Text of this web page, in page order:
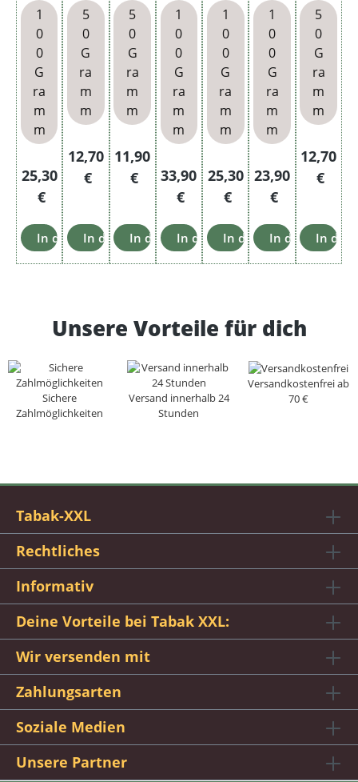
Dose
Loose
Cut
1
0
0
G
ra
m
m
Regulärer Preis:
25,30
€
In den Warenkorb
Pouc
h
Loose
Cut
5
0
G
ra
m
m
Regulärer Preis:
12,70
€
In den Warenkorb
Ambe
r
Pouc
h
5
0
G
ra
m
m
Regulärer Preis:
11,90
€
In den Warenkorb
Dose
Roll
Cake
1
0
0
G
ra
m
m
Regulärer Preis:
33,90
€
In den Warenkorb
Mode
rn
Dose
1
0
0
G
ra
m
m
Regulärer Preis:
25,30
€
In den Warenkorb
Mixtu
re
Dose
1
0
0
G
ra
m
m
Regulärer
23,90
€
In den
Mixtu
re
Pouc
h
5
0
G
ra
m
m
12,70
€
In den
Unsere Vorteile für dich
Sichere
Zahlmöglichkeiten
Versand innerhalb 24
Stunden
Versandkostenfrei ab
70 €
Tabak-XXL
Rechtliches
Informativ
Deine Vorteile bei Tabak XXL:
Wir versenden mit
Zahlungsarten
Soziale Medien
Unsere Partner